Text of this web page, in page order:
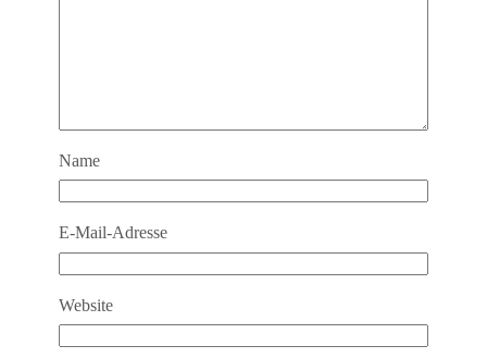
Name
E-Mail-Adresse
Website